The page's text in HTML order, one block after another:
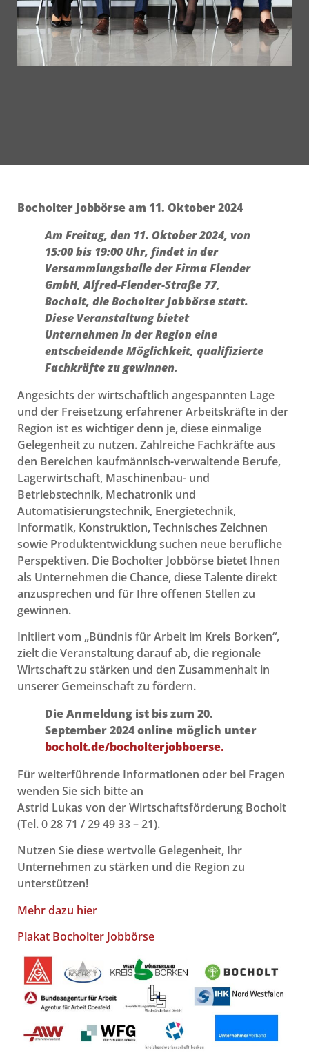
Bocholter Jobbörse am 11. Oktober 2024
Am Freitag, den 11. Oktober 2024, von
15:00 bis 19:00 Uhr, findet in der
Versammlungshalle der Firma Flender
GmbH, Alfred-Flender-Straße 77,
Bocholt, die Bocholter Jobbörse statt.
Diese Veranstaltung bietet
Unternehmen in der Region eine
entscheidende Möglichkeit, qualifizierte
Fachkräfte zu gewinnen.
Angesichts der wirtschaftlich angespannten Lage
und der Freisetzung erfahrener Arbeitskräfte in der
Region ist es wichtiger denn je, diese einmalige
Gelegenheit zu nutzen. Zahlreiche Fachkräfte aus
den Bereichen kaufmännisch-verwaltende Berufe,
Lagerwirtschaft, Maschinenbau- und
Betriebstechnik, Mechatronik und
Automatisierungstechnik, Energietechnik,
Informatik, Konstruktion, Technisches Zeichnen
sowie Produktentwicklung suchen neue berufliche
Perspektiven. Die Bocholter Jobbörse bietet Ihnen
als Unternehmen die Chance, diese Talente direkt
anzusprechen und für Ihre offenen Stellen zu
gewinnen.
Initiiert vom „Bündnis für Arbeit im Kreis Borken“,
zielt die Veranstaltung darauf ab, die regionale
Wirtschaft zu stärken und den Zusammenhalt in
unserer Gemeinschaft zu fördern.
Die Anmeldung ist bis zum 20.
September 2024 online möglich unter
bocholt.de/bocholterjobboerse.
Für weiterführende Informationen oder bei Fragen
wenden Sie sich bitte an
Astrid Lukas von der Wirtschaftsförderung Bocholt
(Tel. 0 28 71 / 29 49 33 – 21).
Nutzen Sie diese wertvolle Gelegenheit, Ihr
Unternehmen zu stärken und die Region zu
unterstützen!
Mehr dazu hier
Plakat Bocholter Jobbörse